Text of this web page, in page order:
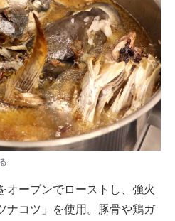
オーブンでローストし、強火
ナコツ」を使用。豚骨や鶏ガ